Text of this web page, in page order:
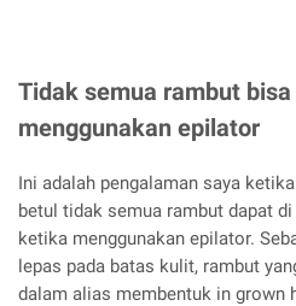
Tidak semua rambut
menggunakan epilator
Ini adalah pengalaman saya
betul tidak semua rambut dapat
ketika menggunakan epilator.
lepas pada batas kulit, rambut
dalam alias membentuk in grown